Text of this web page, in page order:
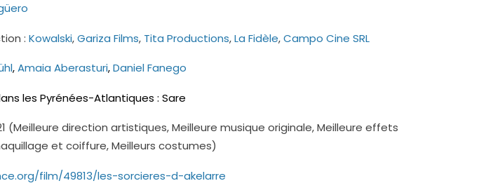
:Kowalski,Gariza Films, Tita Productions,La Fidèle,Campo Cine SRL
,Amaia Aberasturi,Daniel Fanego
les Pyrénées-Atlantiques : Sare
(Meilleure direction artistiques, Meilleure musique originale, Meilleure effets
et coiffure, Meilleurs costumes)
film/49813/les-sorcieres-d-akelarre